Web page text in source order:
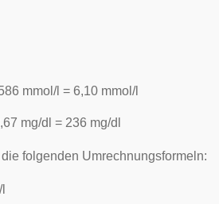
mmol/l = 6,10 mmol/l
mg/dl = 236 mg/dl
folgenden Umrechnungsformeln: